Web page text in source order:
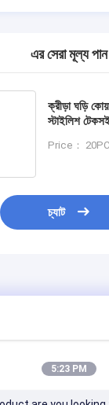
এর সেরা মূল্য পান
ক্রীড়া ঘড়ি
স্টাইলিশ
Price：
চ্যাট
5:23 PM